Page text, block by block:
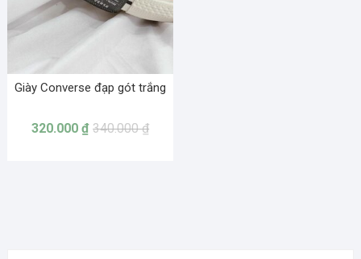
Giày Converse đạp gót trắng
340.000₫
320.000₫